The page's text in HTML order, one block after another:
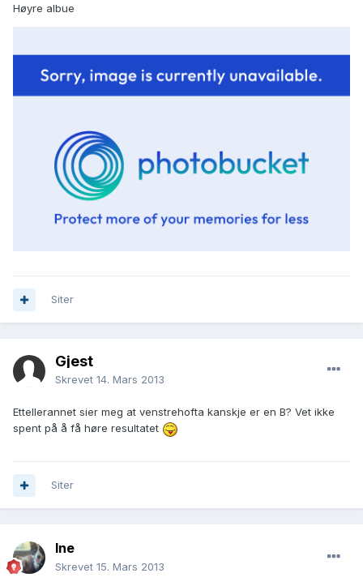
Høyre albue
Siter
Gjest
Skrevet 14. Mars 2013
Ettellerannet sier meg at venstrehofta kanskje er en B? Vet ikke
spent på å få høre resultatet
Siter
Ine
Skrevet 15. Mars 2013